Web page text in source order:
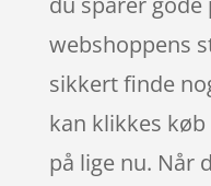
webshoppens
sikkert finde
kan klikkes
på lige nu. Når